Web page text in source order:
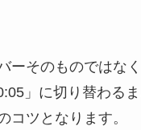
ーそのものではな
」に切り替わる
コツとなります。